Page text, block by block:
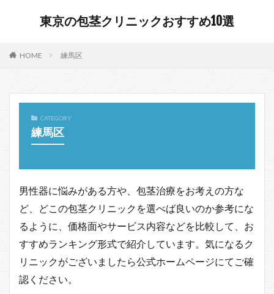
東京の包茎クリニックおすすめ10選
HOME 練馬区
CATEGORY
練馬区
男性器に悩みがある方や、包茎治療をお考えの方な
ど、どこの包茎クリニックを選べば良いのか参考にな
るように、価格面やサービス内容などを比較して、お
すすめランキング形式で紹介しています。気になるク
リニックがございましたら公式ホームページにてご確
認ください。